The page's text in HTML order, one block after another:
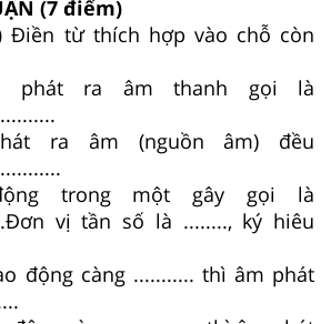
(7 điểm)
Điền từ thích hợp vào chỗ còn
phát ra âm thanh gọi là
ra âm (nguồn âm) đều
trong một gây gọi là
.Đơn vị tần số là ........, ký hiêu
động càng ........... thì âm phát